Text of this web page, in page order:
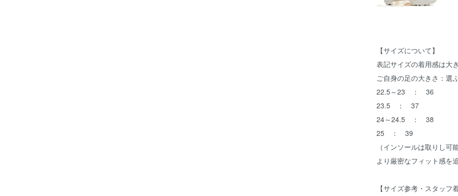
【サイズについて】
表記サイズの着用感は大
ご自身の足の大きさ：選
22.5～23 ： 36
23.5 ： 37
24～24.5 ： 38
25 ： 39
（インソールは取りし可
より厳密なフィット感を
【サイズ参考・スタッフ